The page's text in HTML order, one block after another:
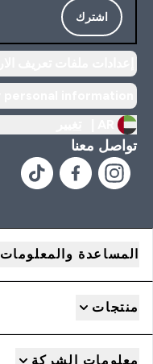
اشترك
تواصل معنا
المساعدة والمعلومات
منتجات
معلومات الشركة